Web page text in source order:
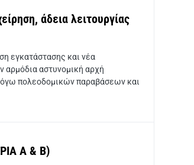
άδεια λειτουργίας
εγκατάστασης και νέα
αρμόδια αστυνομική αρχή
πολεοδομικών παραβάσεων και
A & Β)